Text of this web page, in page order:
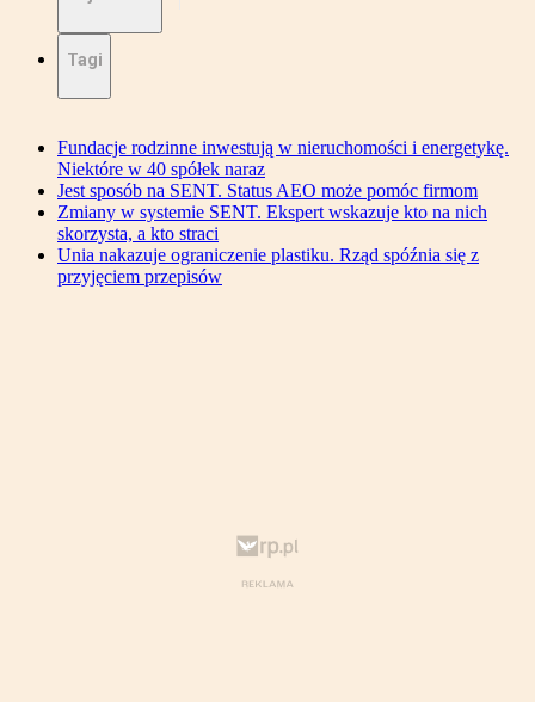
Tagi
Fundacje rodzinne inwestują w nieruchomości i energetykę.
Niektóre w 40 spółek naraz
Jest sposób na SENT. Status AEO może pomóc firmom
Zmiany w systemie SENT. Ekspert wskazuje kto na nich
skorzysta, a kto straci
Unia nakazuje ograniczenie plastiku. Rząd spóźnia się z
przyjęciem przepisów